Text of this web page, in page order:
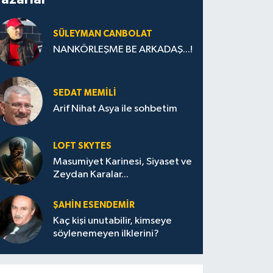
Sanayi ve Üniversite iş
SÜLEYMAN CANBOLAT
NANKÖRLEŞME BE ARKADAŞ...!
SEDAT MEMILI
Arif Nihat Asya ile sohbetim
LOFT SKYTES
Masumiyet Karinesi, Siyaset ve
Zeydan Karalar...
ŞAHIN ESENDEMIR
Kaç kişi unutabilir, kimseye
söylenemeyen ilklerini?